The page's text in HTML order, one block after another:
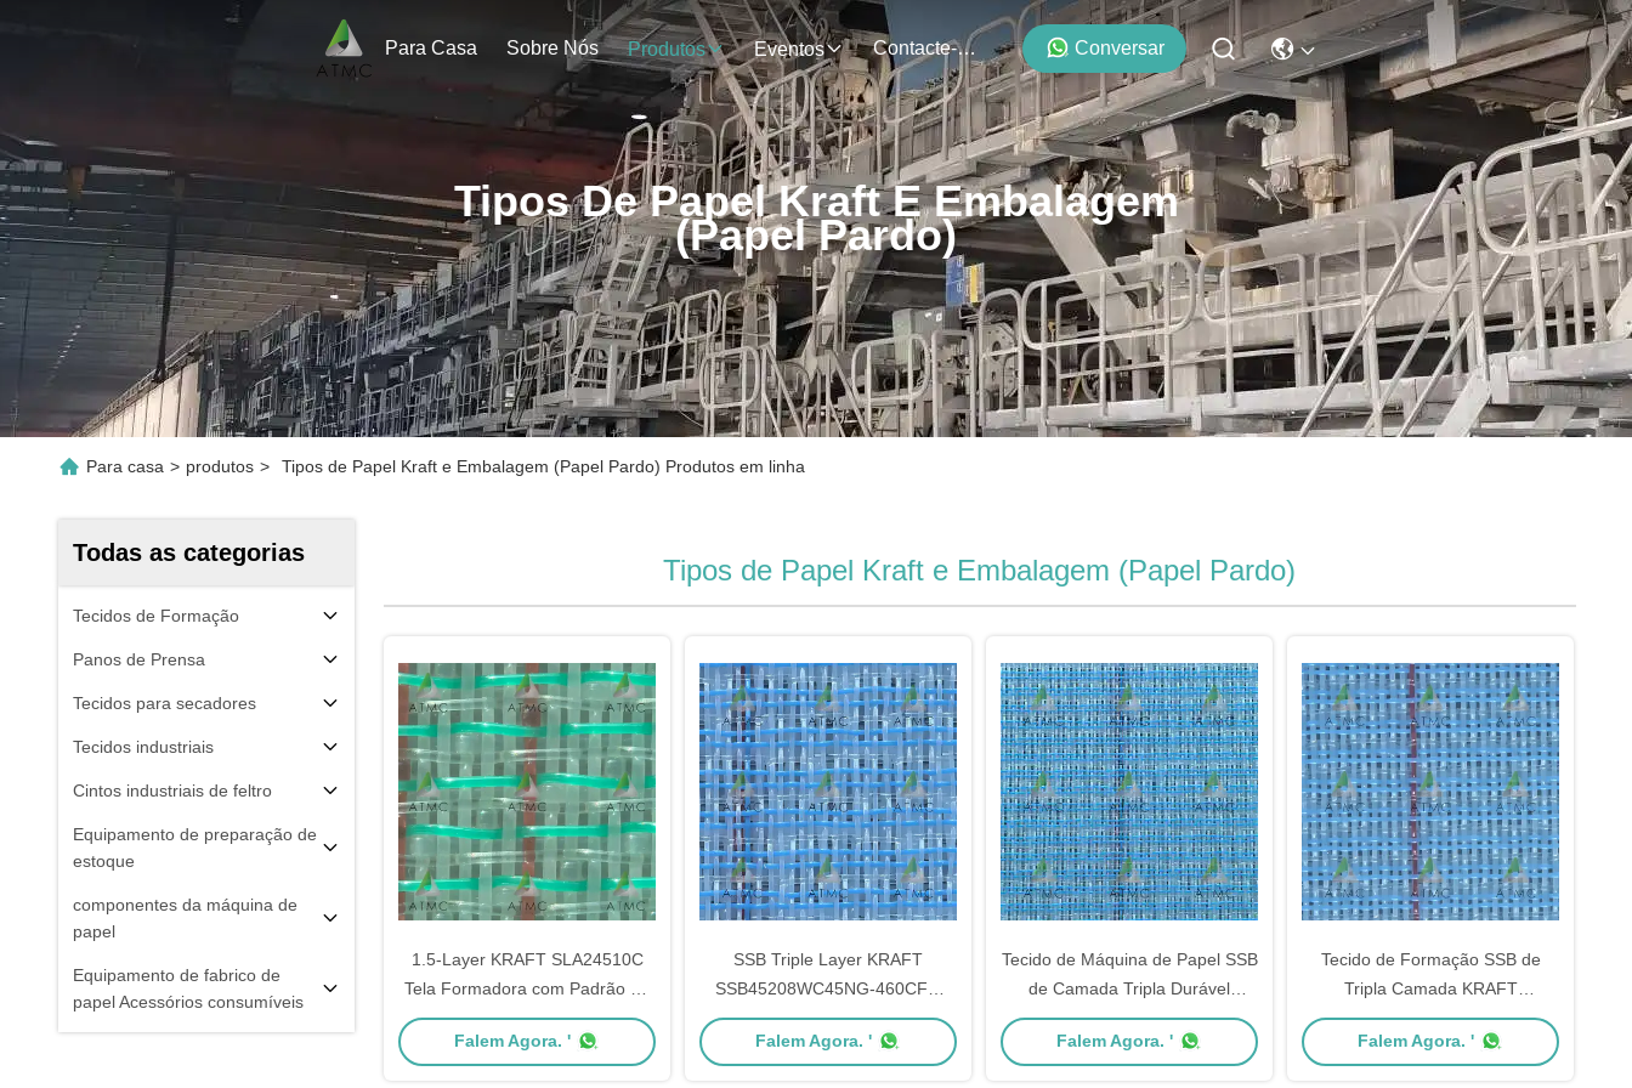
Para Casa Sobre Nós Produtos Eventos Contacte-Nos Conversar
Tipos De Papel Kraft E Embalagem
(Papel Pardo)
Para casa > produtos > Tipos de Papel Kraft e Embalagem (Papel Pardo) Produtos em linha
Todas as categorias
Tecidos de Formação
Panos de Prensa
Tecidos para secadores
Tecidos industriais
Cintos industriais de feltro
Equipamento de preparação de
estoque
componentes da máquina de
papel
Equipamento de fabrico de
papel Acessórios consumíveis
Tipos de Papel Kraft e Embalagem (Papel Pardo)
1.5-Layer KRAFT SLA24510C
Tela Formadora com Padrão de
Trama Cinco por Dez para Alta
Drenagem e Longa Vida Útil em
Falem Agora. '
SSB Triple Layer KRAFT
SSB45208WC45NG-460CFM
Tecido de Formar para
Fabricação de Papel de Alta
Falem Agora. '
Tecido de Máquina de Papel SSB
de Camada Tripla Durável
KRAFT SSB55208WM55NG-
450CFM Lado Fino para Papel
Falem Agora. '
Tecido de Formação SSB de
Tripla Camada KRAFT
SSB44210WL39-475CFM para a
Indústria de Papel: Lado do
Falem Agora. '